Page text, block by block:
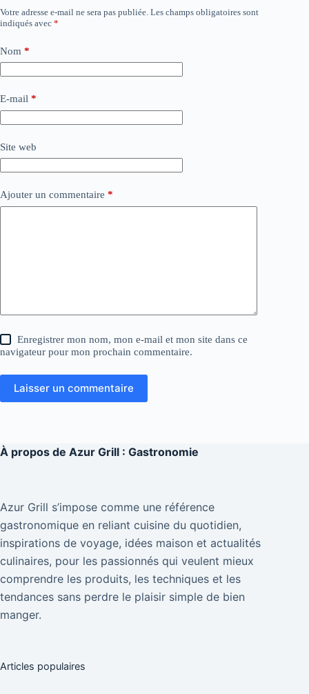
Votre adresse e-mail ne sera pas publiée. Les champs obligatoires sont
indiqués avec *
Nom *
E-mail *
Site web
Ajouter un commentaire *
Enregistrer mon nom, mon e-mail et mon site dans ce
navigateur pour mon prochain commentaire.
Laisser un commentaire
À propos de Azur Grill : Gastronomie
Azur Grill s’impose comme une référence
gastronomique en reliant cuisine du quotidien,
inspirations de voyage, idées maison et actualités
culinaires, pour les passionnés qui veulent mieux
comprendre les produits, les techniques et les
tendances sans perdre le plaisir simple de bien
manger.
Articles populaires